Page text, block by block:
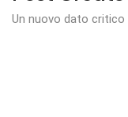
Un nuovo dato